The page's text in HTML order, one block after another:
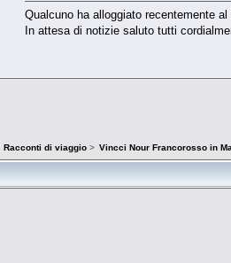
Qualcuno ha alloggiato recentemente
In attesa di notizie saluto tutti
Racconti di viaggio> Vincci Nour Francorosso in